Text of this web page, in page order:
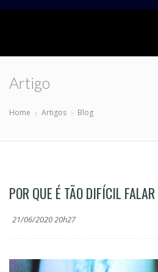
Artigo
Home Artigos Blog
POR QUE É TÃO DIFÍCIL
21/06/2020 20h27